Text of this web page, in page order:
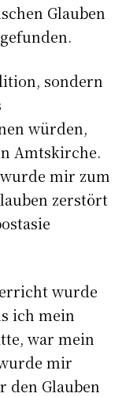
Glauben
sondern
würden,
Amtskirche.
mir zum
zerstört
wurde
ich mein
war mein
mir
den Glauben